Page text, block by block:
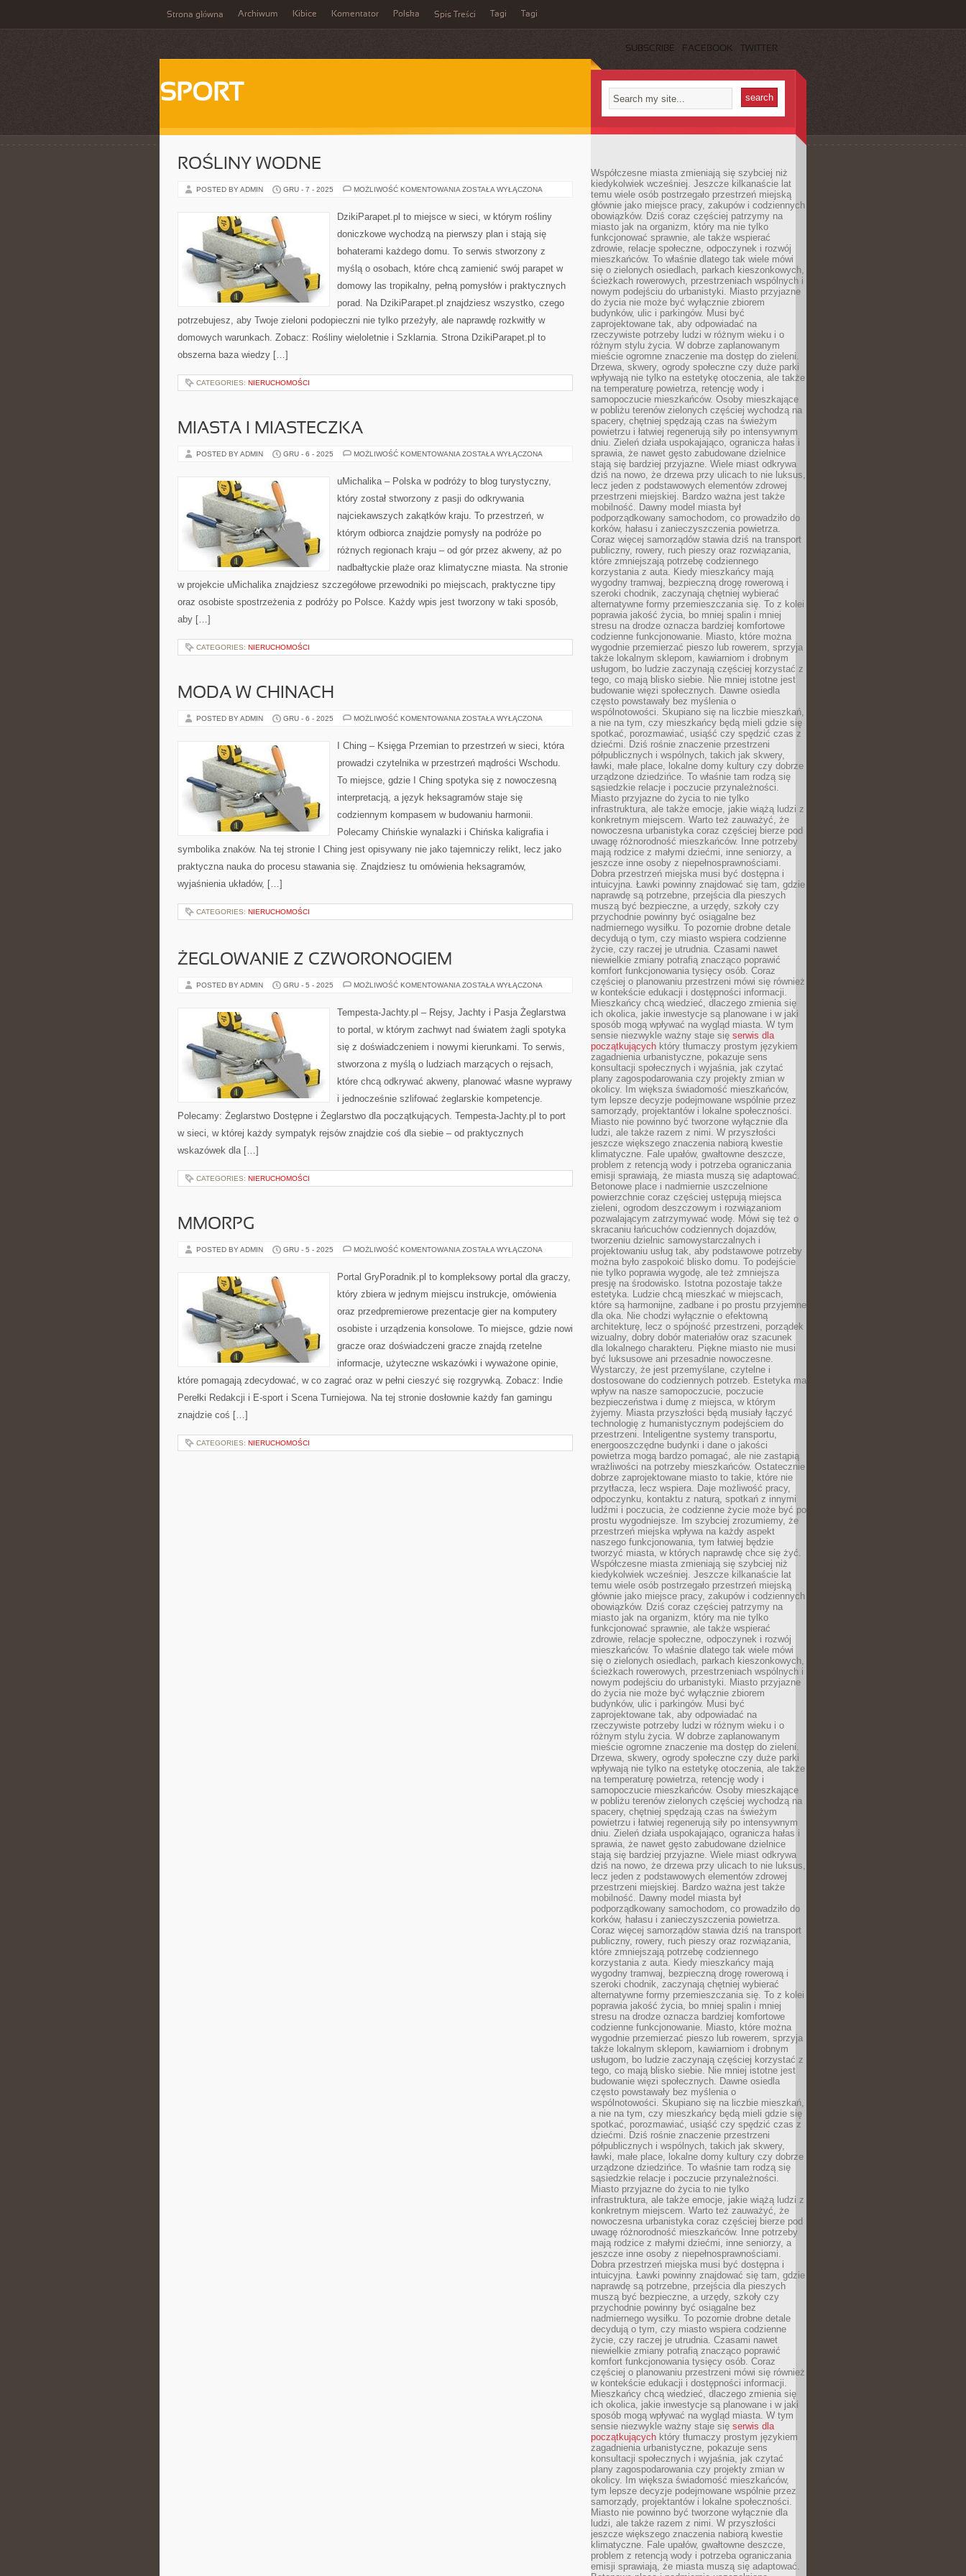
Strona główna Archiwum Kibice Komentator Polska Spis Treści Tagi Tagi
SUBSCRIBE FACEBOOK TWITTER
SPORT
ROŚLINY WODNE
POSTED BY ADMIN GRU - 7 - 2025 MOŻLIWOŚĆ KOMENTOWANIA ROŚLINY
ZOSTAŁA WYŁĄCZONA
DzikiParapet.pl to miejsce w sieci, w którym rośliny
doniczkowe wychodzą na pierwszy plan i stają się
bohaterami każdego domu. To serwis stworzony z
myślą o osobach, które chcą zamienić swój parapet w
domowy las tropikalny, pełną pomysłów i praktycznych
porad. Na DzikiParapet.pl znajdziesz wszystko, czego
potrzebujesz, aby Twoje zieloni podopieczni nie tylko przeżyły, ale naprawdę rozkwitły w
domowych warunkach. Zobacz: Rośliny wieloletnie i Szklarnia. Strona DzikiParapet.pl to
obszerna baza wiedzy […]
CATEGORIES: NIERUCHOMOŚCI
MIASTA I MIASTECZKA
POSTED BY ADMIN GRU - 6 - 2025 MOŻLIWOŚĆ KOMENTOWANIA MIASTA
ZOSTAŁA WYŁĄCZONA
uMichalika – Polska w podróży to blog turystyczny,
który został stworzony z pasji do odkrywania
najciekawszych zakątków kraju. To przestrzeń, w
którym odbiorca znajdzie pomysły na podróże po
różnych regionach kraju – od gór przez akweny, aż po
nadbałtyckie plaże oraz klimatyczne miasta. Na stronie
w projekcie uMichalika znajdziesz szczegółowe przewodniki po miejscach, praktyczne tipy
oraz osobiste spostrzeżenia z podróży po Polsce. Każdy wpis jest tworzony w taki sposób,
aby […]
CATEGORIES: NIERUCHOMOŚCI
MODA W CHINACH
POSTED BY ADMIN GRU - 6 - 2025 MOŻLIWOŚĆ KOMENTOWANIA MODA
ZOSTAŁA WYŁĄCZONA
I Ching – Księga Przemian to przestrzeń w sieci, która
prowadzi czytelnika w przestrzeń mądrości Wschodu.
To miejsce, gdzie I Ching spotyka się z nowoczesną
interpretacją, a język heksagramów staje się
codziennym kompasem w budowaniu harmonii.
Polecamy Chińskie wynalazki i Chińska kaligrafia i
symbolika znaków. Na tej stronie I Ching jest opisywany nie jako tajemniczy relikt, lecz jako
praktyczna nauka do procesu stawania się. Znajdziesz tu omówienia heksagramów,
wyjaśnienia układów, […]
CATEGORIES: NIERUCHOMOŚCI
ŻEGLOWANIE Z CZWORONOGIEM
POSTED BY ADMIN GRU - 5 - 2025 MOŻLIWOŚĆ KOMENTOWANIA ŻEGLOWANIE
ZOSTAŁA WYŁĄCZONA
Tempesta-Jachty.pl – Rejsy, Jachty i Pasja Żeglarstwa
to portal, w którym zachwyt nad światem żagli spotyka
się z doświadczeniem i nowymi kierunkami. To serwis,
stworzona z myślą o ludziach marzących o rejsach,
które chcą odkrywać akweny, planować własne wyprawy
i jednocześnie szlifować żeglarskie kompetencje.
Polecamy: Żeglarstwo Dostępne i Żeglarstwo dla początkujących. Tempesta-Jachty.pl to port
w sieci, w której każdy sympatyk rejsów znajdzie coś dla siebie – od praktycznych
wskazówek dla […]
CATEGORIES: NIERUCHOMOŚCI
MMORPG
POSTED BY ADMIN GRU - 5 - 2025 MOŻLIWOŚĆ KOMENTOWANIA MMORPG
ZOSTAŁA WYŁĄCZONA
Portal GryPoradnik.pl to kompleksowy portal dla graczy,
który zbiera w jednym miejscu instrukcje, omówienia
oraz przedpremierowe prezentacje gier na komputery
osobiste i urządzenia konsolowe. To miejsce, gdzie nowi
gracze oraz doświadczeni gracze znajdą rzetelne
informacje, użyteczne wskazówki i wyważone opinie,
które pomagają zdecydować, w co zagrać oraz w pełni cieszyć się rozgrywką. Zobacz: Indie
Perełki Redakcji i E-sport i Scena Turniejowa. Na tej stronie dosłownie każdy fan gamingu
znajdzie coś […]
CATEGORIES: NIERUCHOMOŚCI
Współczesne miasta zmieniają się szybciej niż
kiedykolwiek wcześniej. Jeszcze kilkanaście lat
temu wiele osób postrzegało przestrzeń miejską
głównie jako miejsce pracy, zakupów i codziennych
obowiązków. Dziś coraz częściej patrzymy na
miasto jak na organizm, który ma nie tylko
funkcjonować sprawnie, ale także wspierać
zdrowie, relacje społeczne, odpoczynek i rozwój
mieszkańców. To właśnie dlatego tak wiele mówi
się o zielonych osiedlach, parkach kieszonkowych,
ścieżkach rowerowych, przestrzeniach wspólnych i
nowym podejściu do urbanistyki. Miasto przyjazne
do życia nie może być wyłącznie zbiorem
budynków, ulic i parkingów. Musi być
zaprojektowane tak, aby odpowiadać na
rzeczywiste potrzeby ludzi w różnym wieku i o
różnym stylu życia. W dobrze zaplanowanym
mieście ogromne znaczenie ma dostęp do zieleni.
Drzewa, skwery, ogrody społeczne czy duże parki
wpływają nie tylko na estetykę otoczenia, ale także
na temperaturę powietrza, retencję wody i
samopoczucie mieszkańców. Osoby mieszkające
w pobliżu terenów zielonych częściej wychodzą na
spacery, chętniej spędzają czas na świeżym
powietrzu i łatwiej regenerują siły po intensywnym
dniu. Zieleń działa uspokajająco, ogranicza hałas i
sprawia, że nawet gęsto zabudowane dzielnice
stają się bardziej przyjazne. Wiele miast odkrywa
dziś na nowo, że drzewa przy ulicach to nie luksus,
lecz jeden z podstawowych elementów zdrowej
przestrzeni miejskiej. Bardzo ważna jest także
mobilność. Dawny model miasta był
podporządkowany samochodom, co prowadziło do
korków, hałasu i zanieczyszczenia powietrza.
Coraz więcej samorządów stawia dziś na transport
publiczny, rowery, ruch pieszy oraz rozwiązania,
które zmniejszają potrzebę codziennego
korzystania z auta. Kiedy mieszkańcy mają
wygodny tramwaj, bezpieczną drogę rowerową i
szeroki chodnik, zaczynają chętniej wybierać
alternatywne formy przemieszczania się. To z kolei
poprawia jakość życia, bo mniej spalin i mniej
stresu na drodze oznacza bardziej komfortowe
codzienne funkcjonowanie. Miasto, które można
wygodnie przemierzać pieszo lub rowerem, sprzyja
także lokalnym sklepom, kawiarniom i drobnym
usługom, bo ludzie zaczynają częściej korzystać z
tego, co mają blisko siebie. Nie mniej istotne jest
budowanie więzi społecznych. Dawne osiedla
często powstawały bez myślenia o
wspólnotowości. Skupiano się na liczbie mieszkań,
a nie na tym, czy mieszkańcy będą mieli gdzie się
spotkać, porozmawiać, usiąść czy spędzić czas z
dziećmi. Dziś rośnie znaczenie przestrzeni
półpublicznych i wspólnych, takich jak skwery,
ławki, małe place, lokalne domy kultury czy dobrze
urządzone dziedzińce. To właśnie tam rodzą się
sąsiedzkie relacje i poczucie przynależności.
Miasto przyjazne do życia to nie tylko
infrastruktura, ale także emocje, jakie wiążą ludzi z
konkretnym miejscem. Warto też zauważyć, że
nowoczesna urbanistyka coraz częściej bierze pod
uwagę różnorodność mieszkańców. Inne potrzeby
mają rodzice z małymi dziećmi, inne seniorzy, a
jeszcze inne osoby z niepełnosprawnościami.
Dobra przestrzeń miejska musi być dostępna i
intuicyjna. Ławki powinny znajdować się tam, gdzie
naprawdę są potrzebne, przejścia dla pieszych
muszą być bezpieczne, a urzędy, szkoły czy
przychodnie powinny być osiągalne bez
nadmiernego wysiłku. To pozornie drobne detale
decydują o tym, czy miasto wspiera codzienne
życie, czy raczej je utrudnia. Czasami nawet
niewielkie zmiany potrafią znacząco poprawić
komfort funkcjonowania tysięcy osób. Coraz
częściej o planowaniu przestrzeni mówi się również
w kontekście edukacji i dostępności informacji.
Mieszkańcy chcą wiedzieć, dlaczego zmienia się
ich okolica, jakie inwestycje są planowane i w jaki
sposób mogą wpływać na wygląd miasta. W tym
sensie niezwykle ważny staje się serwis dla
początkujących który tłumaczy prostym językiem
zagadnienia urbanistyczne, pokazuje sens
konsultacji społecznych i wyjaśnia, jak czytać
plany zagospodarowania czy projekty zmian w
okolicy. Im większa świadomość mieszkańców,
tym lepsze decyzje podejmowane wspólnie przez
samorządy, projektantów i lokalne społeczności.
Miasto nie powinno być tworzone wyłącznie dla
ludzi, ale także razem z nimi. W przyszłości
jeszcze większego znaczenia nabiorą kwestie
klimatyczne. Fale upałów, gwałtowne deszcze,
problem z retencją wody i potrzeba ograniczania
emisji sprawiają, że miasta muszą się adaptować.
Betonowe place i nadmiernie uszczelnione
powierzchnie coraz częściej ustępują miejsca
zieleni, ogrodom deszczowym i rozwiązaniom
pozwalającym zatrzymywać wodę. Mówi się też o
skracaniu łańcuchów codziennych dojazdów,
tworzeniu dzielnic samowystarczalnych i
projektowaniu usług tak, aby podstawowe potrzeby
można było zaspokoić blisko domu. To podejście
nie tylko poprawia wygodę, ale też zmniejsza
presję na środowisko. Istotna pozostaje także
estetyka. Ludzie chcą mieszkać w miejscach,
które są harmonijne, zadbane i po prostu przyjemne
dla oka. Nie chodzi wyłącznie o efektowną
architekturę, lecz o spójność przestrzeni, porządek
wizualny, dobry dobór materiałów oraz szacunek
dla lokalnego charakteru. Piękne miasto nie musi
być luksusowe ani przesadnie nowoczesne.
Wystarczy, że jest przemyślane, czytelne i
dostosowane do codziennych potrzeb. Estetyka ma
wpływ na nasze samopoczucie, poczucie
bezpieczeństwa i dumę z miejsca, w którym
żyjemy. Miasta przyszłości będą musiały łączyć
technologię z humanistycznym podejściem do
przestrzeni. Inteligentne systemy transportu,
energooszczędne budynki i dane o jakości
powietrza mogą bardzo pomagać, ale nie zastąpią
wrażliwości na potrzeby mieszkańców. Ostatecznie
dobrze zaprojektowane miasto to takie, które nie
przytłacza, lecz wspiera. Daje możliwość pracy,
odpoczynku, kontaktu z naturą, spotkań z innymi
ludźmi i poczucia, że codzienne życie może być po
prostu wygodniejsze. Im szybciej zrozumiemy, że
przestrzeń miejska wpływa na każdy aspekt
naszego funkcjonowania, tym łatwiej będzie
tworzyć miasta, w których naprawdę chce się żyć.
Współczesne miasta zmieniają się szybciej niż
kiedykolwiek wcześniej. Jeszcze kilkanaście lat
temu wiele osób postrzegało przestrzeń miejską
głównie jako miejsce pracy, zakupów i codziennych
obowiązków. Dziś coraz częściej patrzymy na
miasto jak na organizm, który ma nie tylko
funkcjonować sprawnie, ale także wspierać
zdrowie, relacje społeczne, odpoczynek i rozwój
mieszkańców. To właśnie dlatego tak wiele mówi
się o zielonych osiedlach, parkach kieszonkowych,
ścieżkach rowerowych, przestrzeniach wspólnych i
nowym podejściu do urbanistyki. Miasto przyjazne
do życia nie może być wyłącznie zbiorem
budynków, ulic i parkingów. Musi być
zaprojektowane tak, aby odpowiadać na
rzeczywiste potrzeby ludzi w różnym wieku i o
różnym stylu życia. W dobrze zaplanowanym
mieście ogromne znaczenie ma dostęp do zieleni.
Drzewa, skwery, ogrody społeczne czy duże parki
wpływają nie tylko na estetykę otoczenia, ale także
na temperaturę powietrza, retencję wody i
samopoczucie mieszkańców. Osoby mieszkające
w pobliżu terenów zielonych częściej wychodzą na
spacery, chętniej spędzają czas na świeżym
powietrzu i łatwiej regenerują siły po intensywnym
dniu. Zieleń działa uspokajająco, ogranicza hałas i
sprawia, że nawet gęsto zabudowane dzielnice
stają się bardziej przyjazne. Wiele miast odkrywa
dziś na nowo, że drzewa przy ulicach to nie luksus,
lecz jeden z podstawowych elementów zdrowej
przestrzeni miejskiej. Bardzo ważna jest także
mobilność. Dawny model miasta był
podporządkowany samochodom, co prowadziło do
korków, hałasu i zanieczyszczenia powietrza.
Coraz więcej samorządów stawia dziś na transport
publiczny, rowery, ruch pieszy oraz rozwiązania,
które zmniejszają potrzebę codziennego
korzystania z auta. Kiedy mieszkańcy mają
wygodny tramwaj, bezpieczną drogę rowerową i
szeroki chodnik, zaczynają chętniej wybierać
alternatywne formy przemieszczania się. To z kolei
poprawia jakość życia, bo mniej spalin i mniej
stresu na drodze oznacza bardziej komfortowe
codzienne funkcjonowanie. Miasto, które można
wygodnie przemierzać pieszo lub rowerem, sprzyja
także lokalnym sklepom, kawiarniom i drobnym
usługom, bo ludzie zaczynają częściej korzystać z
tego, co mają blisko siebie. Nie mniej istotne jest
budowanie więzi społecznych. Dawne osiedla
często powstawały bez myślenia o
wspólnotowości. Skupiano się na liczbie mieszkań,
a nie na tym, czy mieszkańcy będą mieli gdzie się
spotkać, porozmawiać, usiąść czy spędzić czas z
dziećmi. Dziś rośnie znaczenie przestrzeni
półpublicznych i wspólnych, takich jak skwery,
ławki, małe place, lokalne domy kultury czy dobrze
urządzone dziedzińce. To właśnie tam rodzą się
sąsiedzkie relacje i poczucie przynależności.
Miasto przyjazne do życia to nie tylko
infrastruktura, ale także emocje, jakie wiążą ludzi z
konkretnym miejscem. Warto też zauważyć, że
nowoczesna urbanistyka coraz częściej bierze pod
uwagę różnorodność mieszkańców. Inne potrzeby
mają rodzice z małymi dziećmi, inne seniorzy, a
jeszcze inne osoby z niepełnosprawnościami.
Dobra przestrzeń miejska musi być dostępna i
intuicyjna. Ławki powinny znajdować się tam, gdzie
naprawdę są potrzebne, przejścia dla pieszych
muszą być bezpieczne, a urzędy, szkoły czy
przychodnie powinny być osiągalne bez
nadmiernego wysiłku. To pozornie drobne detale
decydują o tym, czy miasto wspiera codzienne
życie, czy raczej je utrudnia. Czasami nawet
niewielkie zmiany potrafią znacząco poprawić
komfort funkcjonowania tysięcy osób. Coraz
częściej o planowaniu przestrzeni mówi się również
w kontekście edukacji i dostępności informacji.
Mieszkańcy chcą wiedzieć, dlaczego zmienia się
ich okolica, jakie inwestycje są planowane i w jaki
sposób mogą wpływać na wygląd miasta. W tym
sensie niezwykle ważny staje się serwis dla
początkujących który tłumaczy prostym językiem
zagadnienia urbanistyczne, pokazuje sens
konsultacji społecznych i wyjaśnia, jak czytać
plany zagospodarowania czy projekty zmian w
okolicy. Im większa świadomość mieszkańców,
tym lepsze decyzje podejmowane wspólnie przez
samorządy, projektantów i lokalne społeczności.
Miasto nie powinno być tworzone wyłącznie dla
ludzi, ale także razem z nimi. W przyszłości
jeszcze większego znaczenia nabiorą kwestie
klimatyczne. Fale upałów, gwałtowne deszcze,
problem z retencją wody i potrzeba ograniczania
emisji sprawiają, że miasta muszą się adaptować.